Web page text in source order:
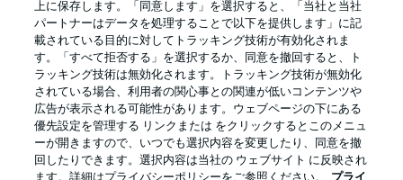
プライバシー・ポリシー 優先設定を管理する
利用条件 放送局
求人 選手
上に保存します。「同意します」を選択すると、「当社と当社
パートナーはデータを処理することで以下を提供します」に記
載されている目的に対してトラッキング技術が有効化されま
す。「すべて拒否する」を選択するか、同意を撤回すると、ト
ラッキング技術は無効化されます。トラッキング技術が無効化
されている場合、利用者の関心事との関連が低いコンテンツや
広告が表示される可能性があります。ウェブページの下にある
優先設定を管理する リンクまたは をクリックするとこのメニュ
ーが開きますので、いつでも選択内容を変更したり、同意を撤
回したりできます。選択内容は当社の ウェブサイト に反映され